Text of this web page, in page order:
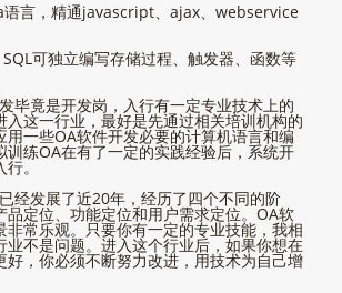
语言，精通javascript、ajax、webservice
可独立编写存储过程、触发器、函数等
毕竟是开发岗，入行有一定专业技术上的
入这一行业，最好是先通过相关培训机构的
用一些OA软件开发必要的计算机语言和编
训练OA在有了一定的实践经验后，系统开
行。
经发展了近20年，经历了四个不同的阶
品定位、功能定位和用户需求定位。OA软
非常乐观。只要你有一定的专业技能，我相
业不是问题。进入这个行业后，如果你想在
好，你必须不断努力改进，用技术为自己增